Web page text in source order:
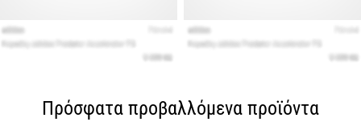
Πρόσφατα προβαλλόμενα προϊόντα